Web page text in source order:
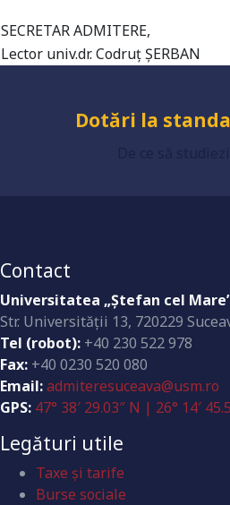
SECRETAR ADMITERE,
Lector univ.dr. Codruț ȘERBAN
Universitate
Grad de
Contact
Universitatea „Ştefan cel
Str. Universităţii 13, 720229
Tel (robot): +40 230 522 978
Fax: +40 0230 520 080
Email:admiteresuceava@usm.ro
GPS: 47° 38′ 29.03″ N | 26° 14′
Legături utile
Taxe și tarife
Burse sociale